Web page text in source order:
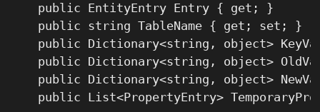
    public EntityEntry Entry { get; }
    public string TableName { get; set; }
public Dictionary<string, object>
public Dictionary<string, object>
public Dictionary<string, object>
public List<PropertyEntry>